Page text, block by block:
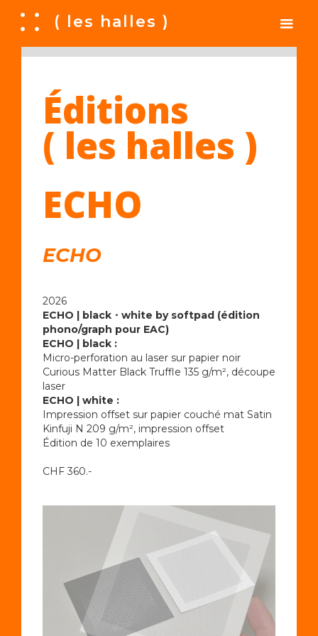
A ( les halles )
Éditions
( les halles )
ECHO
ECHO
2026
ECHO | black・white by softpad (édition
phono/graph pour EAC)
ECHO | black :
Micro-perforation au laser sur papier noir
Curious Matter Black Truffle 135 g/m², découpe
laser
ECHO | white :
Impression offset sur papier couché mat Satin
Kinfuji N 209 g/m², impression offset
‍Édition de 10 exemplaires
CHF 360.-